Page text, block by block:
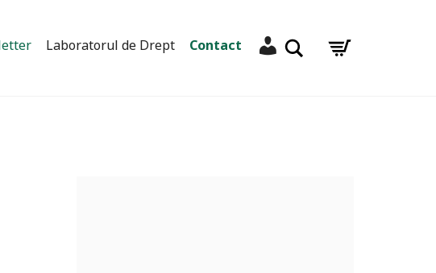
Laboratorul de Drept Contact Contul meuCaută